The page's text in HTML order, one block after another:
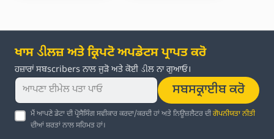
ਖਾਸ ડીਲਜ਼ ਅਤੇ ਕ੍ਰਿਪਟੋ ਅਪਡੇਟਸ ਪ੍ਰਾਪਤ ਕਰੋ
ਹਜ਼ਾਰਾਂ ਸਬscribers ਨਾਲ ਜੁੜੋ ਅਤੇ ਕੋਈ ડીਲ ਨਾ ਗੁਆਓ।
ਸਬਸਕ੍ਰਾਈਬ ਕਰੋ
ਮੈਂ ਆਪਣੇ ਡੇਟਾ ਦੀ ਪ੍ਰੋਸੈਸਿੰਗ ਸਵੀਕਾਰ ਕਰਦਾ/ਕਰਦੀ ਹਾਂ ਅਤੇ ਨਿਊਜ਼ਲੈਟਰ ਦੀਗੋਪਨੀਯਤਾ ਨੀਤੀ
ਦੀਆਂ ਸ਼ਰਤਾਂ ਨਾਲ ਸਹਿਮਤ ਹਾਂ।